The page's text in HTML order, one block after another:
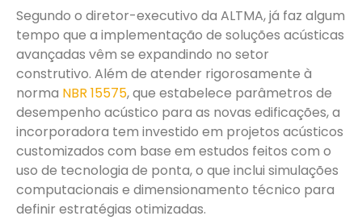
Segundo o diretor-executivo da ALTMA, já faz algum
tempo que a implementação de soluções acústicas
avançadas vêm se expandindo no setor
construtivo. Além de atender rigorosamente à
norma NBR 15575, que estabelece parâmetros de
desempenho acústico para as novas edificações, a
incorporadora tem investido em projetos acústicos
customizados com base em estudos feitos com o
uso de tecnologia de ponta, o que inclui simulações
computacionais e dimensionamento técnico para
definir estratégias otimizadas.